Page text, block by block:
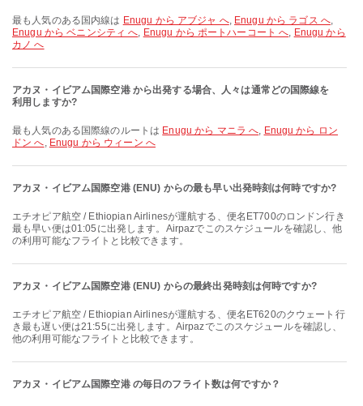
最も人気のある国内線は Enugu から アブジャ へ, Enugu から ラゴス へ,
Enugu から ベニンシティ へ, Enugu から ポートハーコート へ, Enugu から
カノ へ
アカヌ・イビアム国際空港 から出発する場合、人々は通常どの国際線を
利用しますか?
最も人気のある国際線のルートは Enugu から マニラ へ, Enugu から ロン
ドン へ, Enugu から ウィーン へ
アカヌ・イビアム国際空港 (ENU) からの最も早い出発時刻は何時ですか?
エチオピア航空 / Ethiopian Airlinesが運航する、便名ET700のロンドン行き
最も早い便は01:05に出発します。Airpazでこのスケジュールを確認し、他
の利用可能なフライトと比較できます。
アカヌ・イビアム国際空港 (ENU) からの最終出発時刻は何時ですか?
エチオピア航空 / Ethiopian Airlinesが運航する、便名ET620のクウェート行
き最も遅い便は21:55に出発します。Airpazでこのスケジュールを確認し、
他の利用可能なフライトと比較できます。
アカヌ・イビアム国際空港 の毎日のフライト数は何ですか？